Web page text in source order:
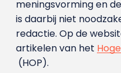
meningsvorming en
is daarbij niet
redactie. Op de
artikelen van het
(HOP).